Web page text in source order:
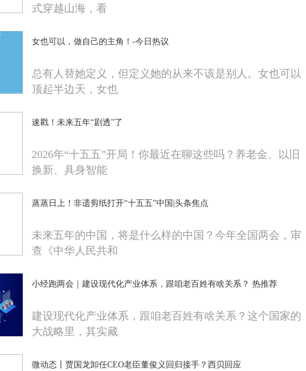
式穿越山海，看
女也可以，做自己的主角！-今日热议
总有人替她定义，但定义她的从来不该是别人。女也可以
顶起半边天，女也
速戳！未来五年“剧透”了
2026年“十五五”开局！你最近在聊这些吗？养老金、以旧
换新、具身智能
蒸蒸日上！非遗剪纸打开“十五五”中国|头条焦点
未来五年的中国，将是什么样的中国？今年全国两会，审
查《中华人民共和
小经跑两会｜建设现代化产业体系，跟咱老百姓有啥关系？ 热推荐
建设现代化产业体系，跟咱老百姓有啥关系？这个国家的
大战略里，其实藏
微动态丨贾国龙卸任CEO老臣董俊义回归接手？西贝回应